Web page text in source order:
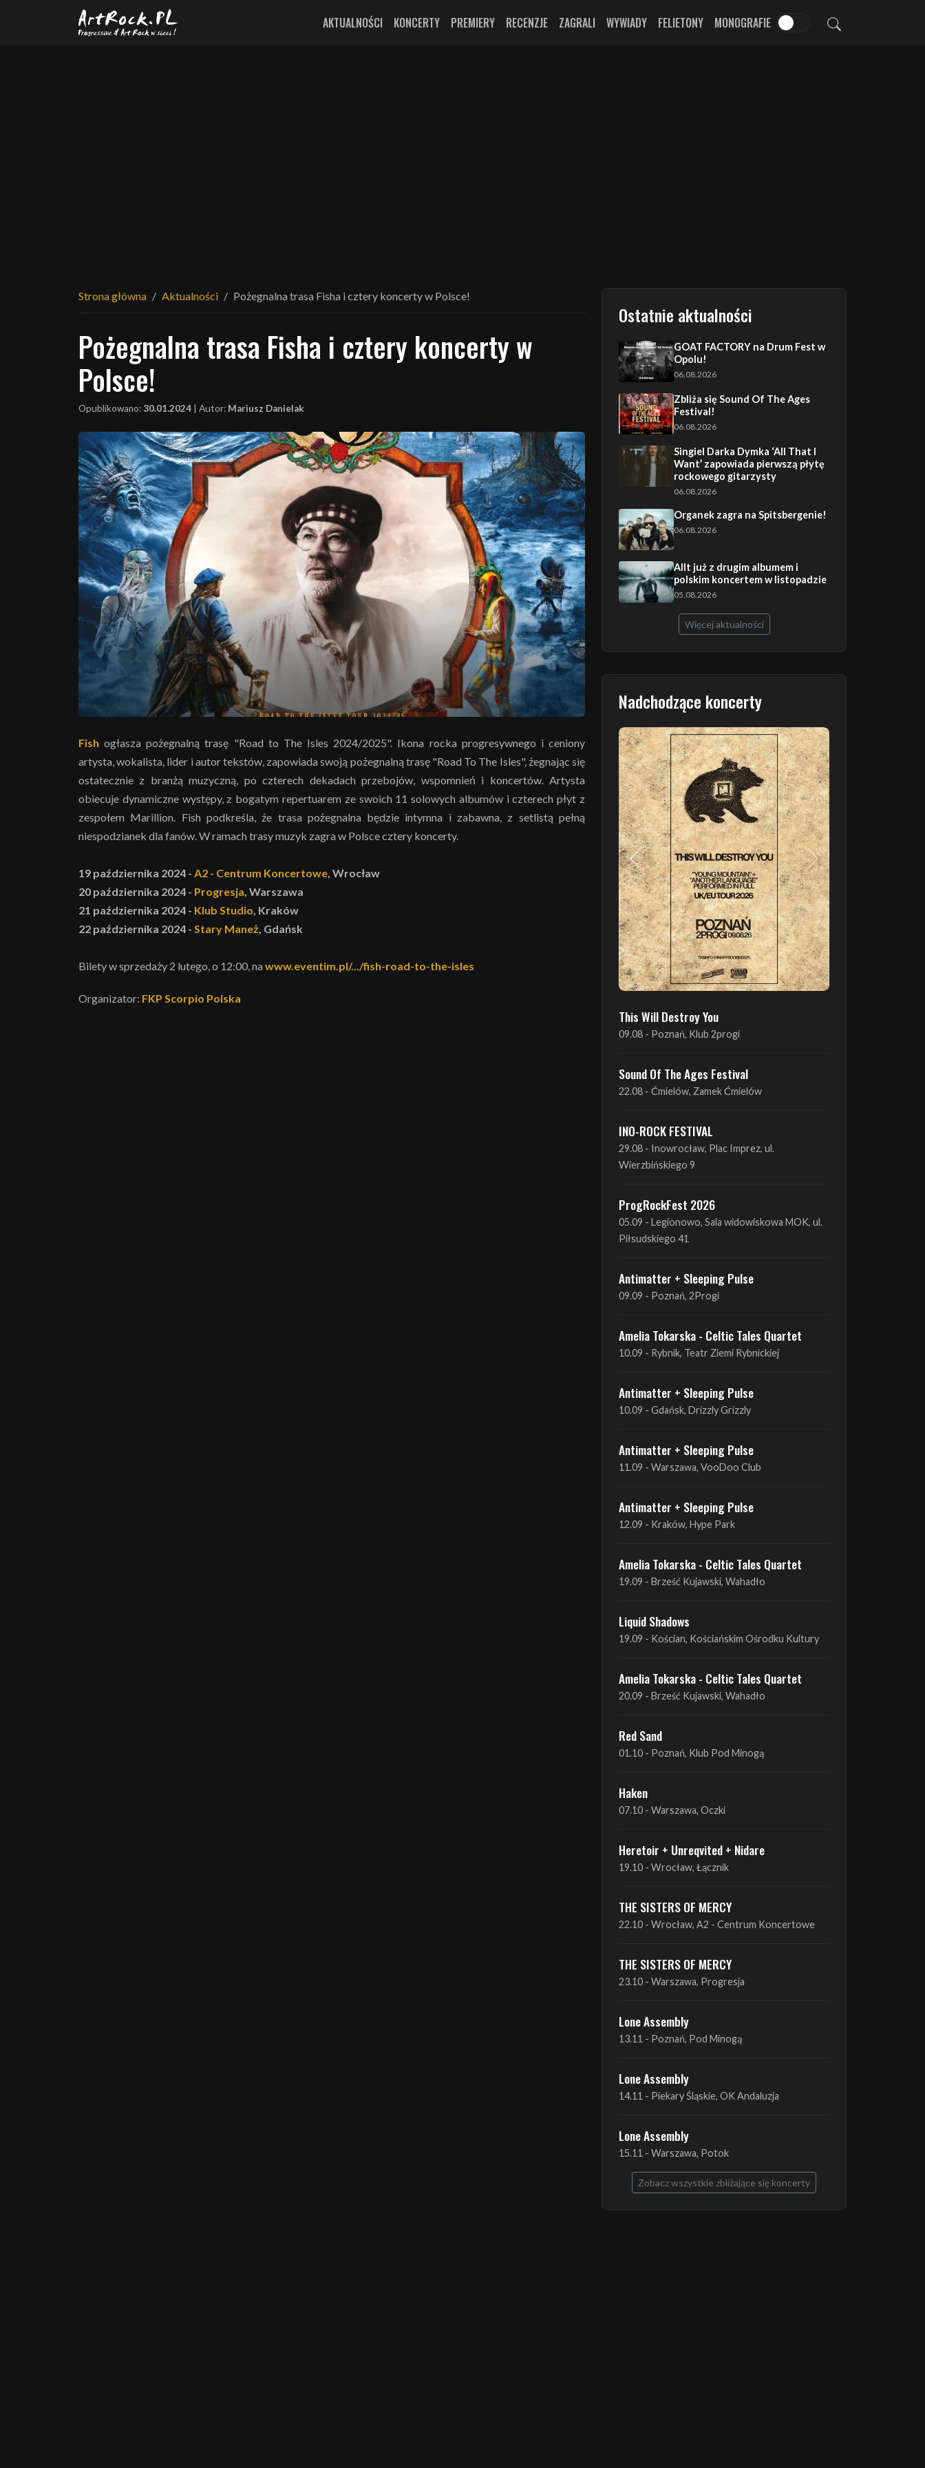
Przejdź do treści głównej
AKTUALNOŚCI KONCERTY PREMIERY RECENZJE ZAGRALI WYWIADY FELIETONY MONOGRAFIE
Strona główna Aktualności Pożegnalna trasa Fisha i cztery koncerty w Polsce!
Pożegnalna trasa Fisha i cztery koncerty w
Polsce!
Opublikowano:30.01.2024 Autor: Mariusz Danielak
Fish ogłasza pożegnalną trasę "Road to The Isles 2024/2025". Ikona rocka progresywnego i ceniony
artysta, wokalista, lider i autor tekstów, zapowiada swoją pożegnalną trasę "Road To The Isles", żegnając się
ostatecznie z branżą muzyczną, po czterech dekadach przebojów, wspomnień i koncertów. Artysta
obiecuje dynamiczne występy, z bogatym repertuarem ze swoich 11 solowych albumów i czterech płyt z
zespołem Marillion. Fish podkreśla, że trasa pożegnalna będzie intymna i zabawna, z setlistą pełną
niespodzianek dla fanów. W ramach trasy muzyk zagra w Polsce cztery koncerty.
19 października 2024 - A2 - Centrum Koncertowe, Wrocław
20 października 2024 - Progresja, Warszawa
21 października 2024 - Klub Studio, Kraków
22 października 2024 - Stary Maneż, Gdańsk
Bilety w sprzedaży 2 lutego, o 12:00, na www.eventim.pl/.../fish-road-to-the-isles
Organizator: FKP Scorpio Polska
Ostatnie aktualności
GOAT FACTORY na Drum Fest w
Opolu!
06.08.2026
Zbliża się Sound Of The Ages
Festival!
06.08.2026
Singiel Darka Dymka ‘All That I
Want’ zapowiada pierwszą płytę
rockowego gitarzysty
06.08.2026
Organek zagra na Spitsbergenie!
06.08.2026
Allt już z drugim albumem i
polskim koncertem w listopadzie
05.08.2026
Więcej aktualności
Nadchodzące koncerty
Poprzedni Następny
This Will Destroy You
09.08 - Poznań, Klub 2progi
Sound Of The Ages Festival
22.08 - Ćmielów, Zamek Ćmielów
INO-ROCK FESTIVAL
29.08 - Inowrocław, Plac Imprez, ul.
Wierzbińskiego 9
ProgRockFest 2026
05.09 - Legionowo, Sala widowiskowa MOK, ul.
Piłsudskiego 41
Antimatter + Sleeping Pulse
09.09 - Poznań, 2Progi
Amelia Tokarska - Celtic Tales Quartet
10.09 - Rybnik, Teatr Ziemi Rybnickiej
Antimatter + Sleeping Pulse
10.09 - Gdańsk, Drizzly Grizzly
Antimatter + Sleeping Pulse
11.09 - Warszawa, VooDoo Club
Antimatter + Sleeping Pulse
12.09 - Kraków, Hype Park
Amelia Tokarska - Celtic Tales Quartet
19.09 - Brześć Kujawski, Wahadło
Liquid Shadows
19.09 - Kościan, Kościańskim Ośrodku Kultury
Amelia Tokarska - Celtic Tales Quartet
20.09 - Brześć Kujawski, Wahadło
Red Sand
01.10 - Poznań, Klub Pod Minogą
Haken
07.10 - Warszawa, Oczki
Heretoir + Unreqvited + Nidare
19.10 - Wrocław, Łącznik
THE SISTERS OF MERCY
22.10 - Wrocław, A2 - Centrum Koncertowe
THE SISTERS OF MERCY
23.10 - Warszawa, Progresja
Lone Assembly
13.11 - Poznań, Pod Minogą
Lone Assembly
14.11 - Piekary Śląskie, OK Andaluzja
Lone Assembly
15.11 - Warszawa, Potok
Zobacz wszystkie zbliżające się koncerty